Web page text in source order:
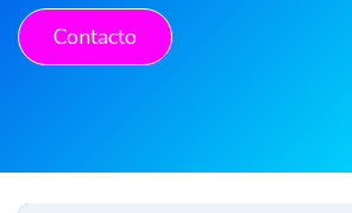
Contacto